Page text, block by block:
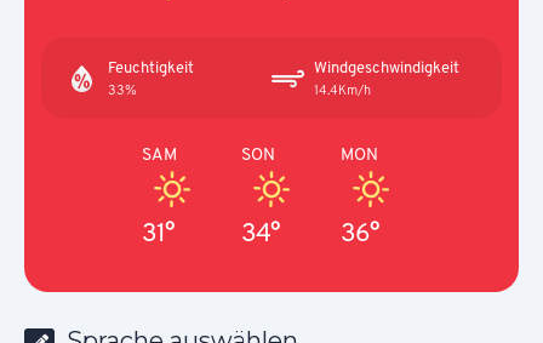
Feuchtigkeit
33%
Windgeschwindigkeit
14.4Km/h
SAM
31°
SON
34°
MON
36°